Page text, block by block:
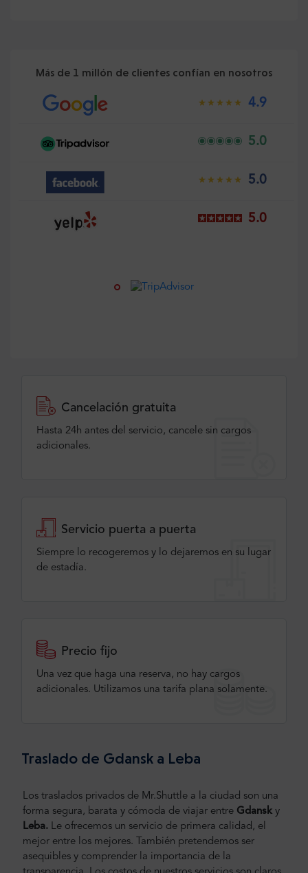
Más de 1 millón de clientes confían en nosotros
4.9
5.0
5.0
5.0
Cancelación gratuita
Hasta 24h antes del servicio, cancele sin cargos
adicionales.
Servicio puerta a puerta
Siempre lo recogeremos y lo dejaremos en su lugar
de estadía.
Precio fijo
Una vez que haga una reserva, no hay cargos
adicionales. Utilizamos una tarifa plana solamente.
Traslado de Gdansk a Leba
Los traslados privados de Mr.Shuttle a la ciudad son una
forma segura, barata y cómoda de viajar entre Gdansk y
Leba. Le ofrecemos un servicio de primera calidad, el
mejor entre los mejores. También pretendemos ser
asequibles y comprender la importancia de la